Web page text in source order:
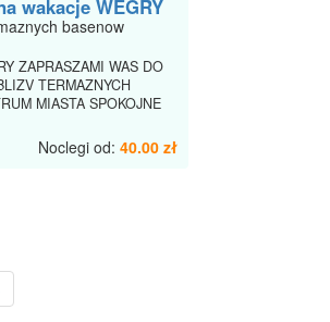
wakacje WEGRY
basenow
ZAPRASZAMI WAS DO
TERMAZNYCH
MIASTA SPOKOJNE
Noclegi od: 40.00 zł